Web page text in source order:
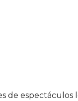
de espectáculos